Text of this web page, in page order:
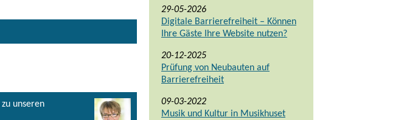
unseren
29-05-2026
Digitale Barrierefreiheit – Können
Ihre Gäste Ihre Website nutzen?
20-12-2025
Prüfung von Neubauten auf
Barrierefreiheit
09-03-2022
Musik und Kultur in Musikhuset